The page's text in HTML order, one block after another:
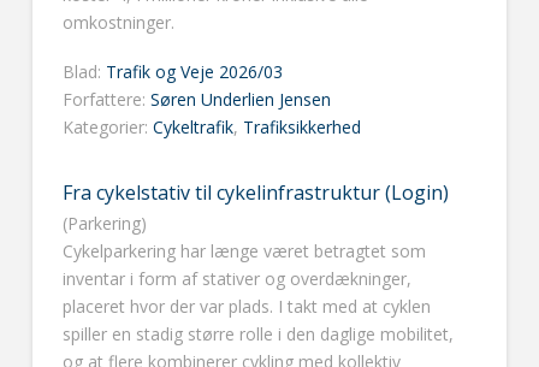
omkostninger.
Blad: Trafik og Veje 2026/03
Forfattere: Søren Underlien Jensen
Kategorier: Cykeltrafik, Trafiksikkerhed
Fra cykelstativ til cykelinfrastruktur (Login)
(Parkering)
Cykelparkering har længe været betragtet som
inventar i form af stativer og overdækninger,
placeret hvor der var plads. I takt med at cyklen
spiller en stadig større rolle i den daglige mobilitet,
og at flere kombinerer cykling med kollektiv